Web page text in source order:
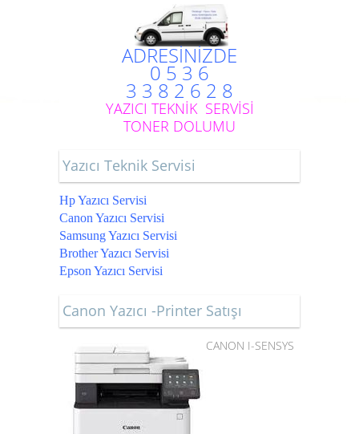
ADRESİNİZDE
0 5 3 6
3 3 8 2 6 2 8
YAZICI TEKNİK SERVİSİ
TONER DOLUMU
Yazıcı Teknik Servisi
Hp Yazıcı Servisi
Canon Yazıcı Servisi
Samsung Yazıcı Servisi
Brother Yazıcı Servisi
Epson Yazıcı Servisi
Canon Yazıcı -Printer Satışı
CANON I-SENSYS